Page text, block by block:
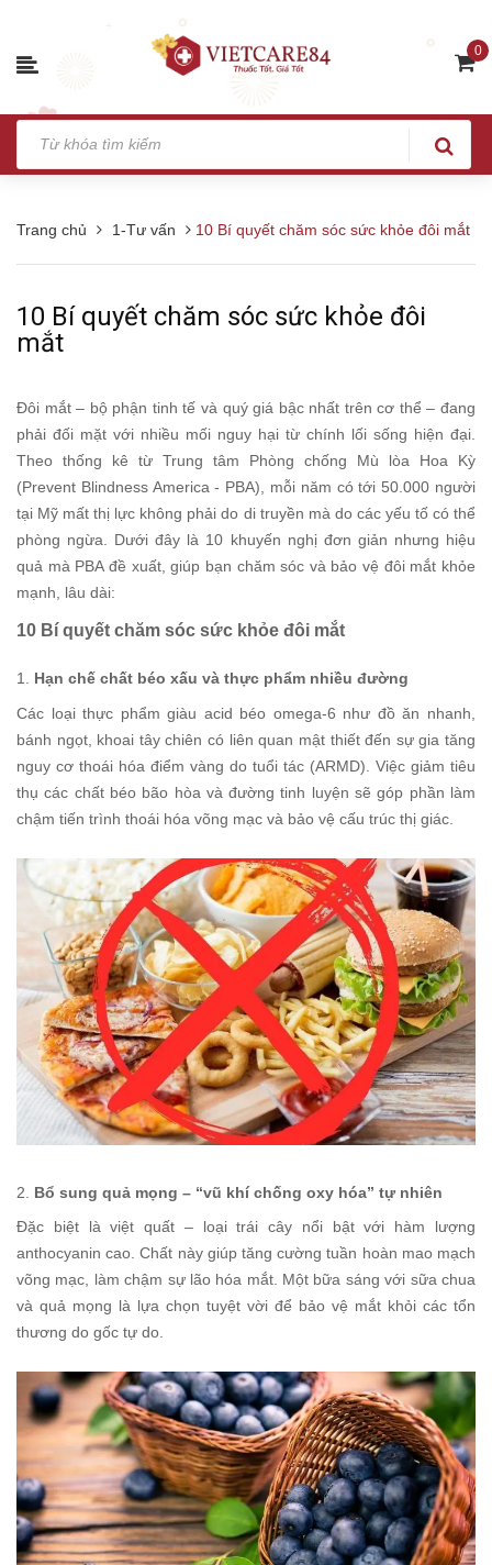
0
Trang chủ 1-Tư vấn 10 Bí quyết chăm sóc sức khỏe đôi mắt
10 Bí quyết chăm sóc sức khỏe đôi
mắt
Đôi mắt – bộ phận tinh tế và quý giá bậc nhất trên cơ thể – đang
phải đối mặt với nhiều mối nguy hại từ chính lối sống hiện đại.
Theo thống kê từ Trung tâm Phòng chống Mù lòa Hoa Kỳ
(Prevent Blindness America - PBA), mỗi năm có tới 50.000 người
tại Mỹ mất thị lực không phải do di truyền mà do các yếu tố có thể
phòng ngừa. Dưới đây là 10 khuyến nghị đơn giản nhưng hiệu
quả mà PBA đề xuất, giúp bạn chăm sóc và bảo vệ đôi mắt khỏe
mạnh, lâu dài:
10 Bí quyết chăm sóc sức khỏe đôi mắt
1. Hạn chế chất béo xấu và thực phẩm nhiều đường
Các loại thực phẩm giàu acid béo omega-6 như đồ ăn nhanh,
bánh ngọt, khoai tây chiên có liên quan mật thiết đến sự gia tăng
nguy cơ thoái hóa điểm vàng do tuổi tác (ARMD). Việc giảm tiêu
thụ các chất béo bão hòa và đường tinh luyện sẽ góp phần làm
chậm tiến trình thoái hóa võng mạc và bảo vệ cấu trúc thị giác.
2. Bổ sung quả mọng – “vũ khí chống oxy hóa” tự nhiên
Đặc biệt là việt quất – loại trái cây nổi bật với hàm lượng
anthocyanin cao. Chất này giúp tăng cường tuần hoàn mao mạch
võng mạc, làm chậm sự lão hóa mắt. Một bữa sáng với sữa chua
và quả mọng là lựa chọn tuyệt vời để bảo vệ mắt khỏi các tổn
thương do gốc tự do.